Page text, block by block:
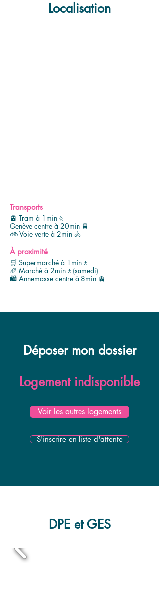
Localisation
Transports
🚊 Tram à 1min🚶
Genève centre à 20min 🚆
🚲 Voie verte à 2min 🚴
À proximité
🛒 Supermarché à 1min🚶
🥖 Marché à 2min🚶(samedi)
🛍️ Annemasse centre à 8min 🚊
Déposer mon dossier
Logement indisponible
Voir les autres logements
S'inscrire en liste d'attente
DPE et GES